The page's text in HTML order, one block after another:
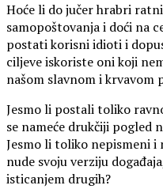
Hoće li do jučer hrabri
samopoštovanja i doći na
postati korisni idioti i
ciljeve iskoriste oni koji
našom slavnom i krvavom
Jesmo li postali toliko
se nameće drukčiji pogled
Jesmo li toliko nepismeni i
nude svoju verziju
isticanjem drugih?